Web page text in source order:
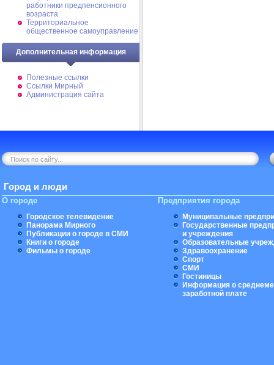
работники предпенсионного
возраста
Территориальное
общественное самоуправление
Дополнительная информация
Полезные ссылки
Ссылки Мирный
Администрация сайта
Город и люди
О городе
Городское телевидение
Панорама Мирного
Публикации о городе в СМИ
Книги о городе
Фильмы о городе
Предприятия города
Муниципальные
Государственные
и учреждения
Образовательные
Здравоохранение
Спорт
СМИ
Гостиницы
Информация о
заработной плате